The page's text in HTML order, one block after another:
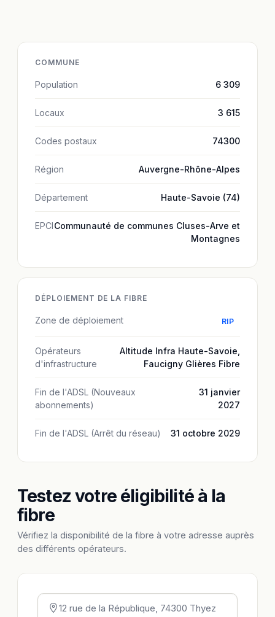
COMMUNE
Population 6 309
Locaux 3 615
Codes postaux 74300
Région Auvergne-Rhône-Alpes
Département Haute-Savoie (74)
EPCICommunauté de communes Cluses-Arve et
Montagnes
DÉPLOIEMENT DE LA FIBRE
Zone de déploiement RIP
Opérateurs
d'infrastructure
Altitude Infra Haute-Savoie
Faucigny Glières Fibre
Fin de l'ADSL (Nouveaux
abonnements)
31 janvier
2027
Fin de l'ADSL (Arrêt du réseau) 31 octobre 2029
Testez votre éligibilité à la
fibre
Vérifiez la disponibilité de la fibre à votre adresse auprès
des différents opérateurs.